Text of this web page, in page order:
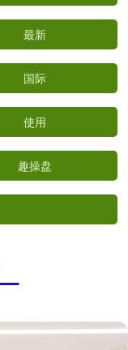
最新
国际
使用
趣操盘